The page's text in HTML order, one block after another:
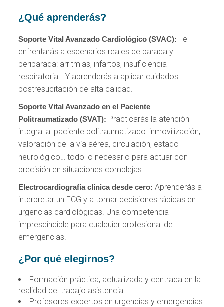
¿Qué aprenderás?
Soporte Vital Avanzado Cardiológico (SVAC):Te
enfrentarás a escenarios reales de parada y
periparada: arritmias, infartos, insuficiencia
respiratoria… Y aprenderás a aplicar cuidados
postresucitación de alta calidad.
Soporte Vital Avanzado en el Paciente
Politraumatizado (SVAT): Practicarás la atención
integral al paciente politraumatizado: inmovilización,
valoración de la vía aérea, circulación, estado
neurológico… todo lo necesario para actuar con
precisión en situaciones complejas.
Electrocardiografía clínica desde cero:Aprenderás a
interpretar un ECG y a tomar decisiones rápidas en
urgencias cardiológicas. Una competencia
imprescindible para cualquier profesional de
emergencias.
¿Por qué elegirnos?
Formación práctica, actualizada y centrada en la
realidad del trabajo asistencial.
Profesores expertos en urgencias y emergencias.